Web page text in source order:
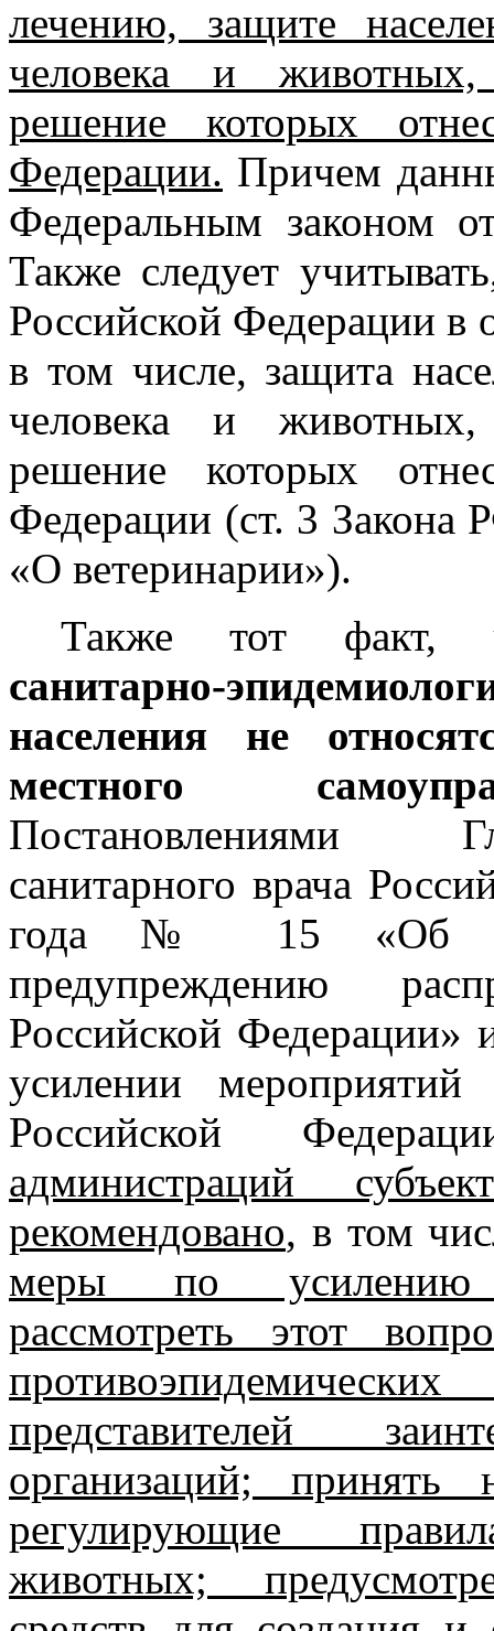
лечению, защите
человека и
решение которых
Федерации. Причем
Федеральным законом
Также следует
Российской Федерации в
в том числе, защита
человека и
решение которых
Федерации (ст. 3 Закона
«О ветеринарии»).
Также тот
санитарно-
населения не
местного
Постановлениями
санитарного врача
года № 15 «Об
предупреждению
Российской
усилении
Российской
администраций
рекомендовано, в том
меры по усилению
рассмотреть этот
представителей
организаций; принять
регулирующие
животных;